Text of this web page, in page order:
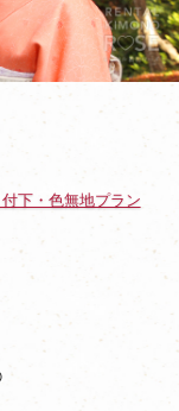
下・色無地プラン